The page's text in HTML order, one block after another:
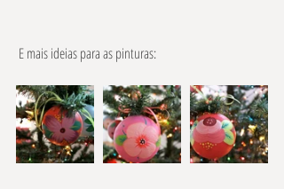
E mais ideias para as pinturas: